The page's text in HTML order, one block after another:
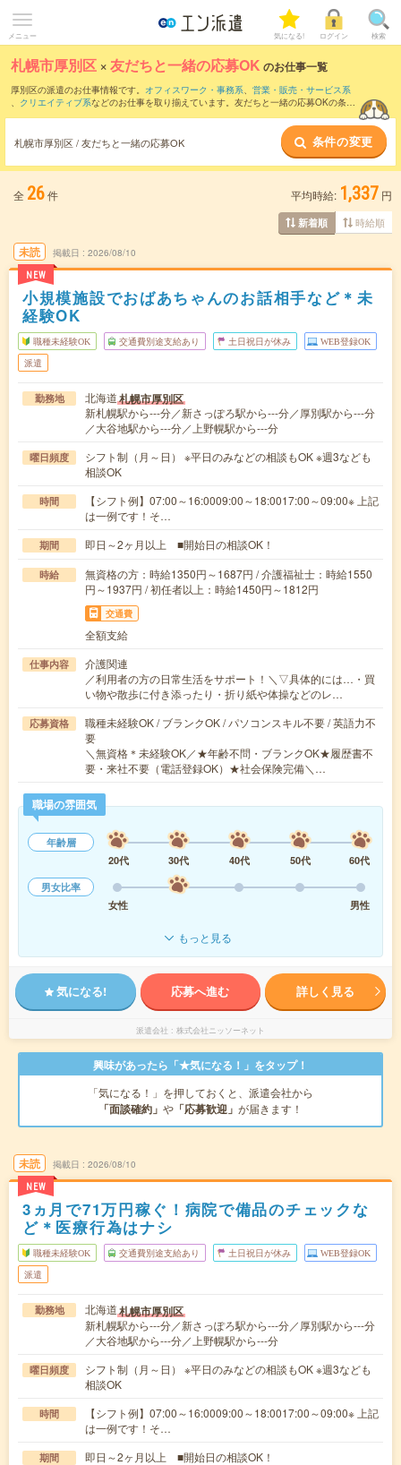
メニュー 気になる! ログイン 検索
札幌市厚別区 ×友だちと一緒の応募OK のお仕事一覧
厚別区の派遣のお仕事情報です。 オフィスワーク・事務系、 営業・販売・サービス系
、 クリエイティブ系などのお仕事を取り揃えています。友だちと一緒の応募OKの条件
札幌市厚別区 / 友だちと一緒の応募OK 条件の変更
全 26件 平均時給: 1,337 円
新着順 時給順
未読
NEW
掲載日 2026/08/10
小規模施設でおばあちゃんのお話相手など＊未
経験OK
職種未経験OK 交通費別途支給あり 土日祝日が休み WEB登録OK
派遣
勤務地 北海道札幌市厚別区
新札幌駅から---分／新さっぽろ駅から---分／厚別駅から---分
／大谷地駅から---分／上野幌駅から---分
曜日頻度
シフト制（月～日） ※平日のみなどの相談もOK ※週3なども
相談OK
時間
【シフト例】07:00～16:0009:00～18:0017:00～09:00※ 上記
は一例です！そ…
期間 即日～2ヶ月以上 ■開始日の相談OK！
時給
無資格の方：時給1350円～1687円 / 介護福祉士：時給1550
円～1937円 / 初任者以上：時給1450円～1812円
交通費
全額支給
仕事内容
介護関連
／利用者の方の日常生活をサポート！＼▽具体的には…・買
い物や散歩に付き添ったり・折り紙や体操などのレ…
応募資格
職種未経験OK / ブランクOK / パソコンスキル不要 / 英語力不
要
＼無資格＊未経験OK／★年齢不問・ブランクOK★履歴書不
要・来社不要（電話登録OK）★社会保険完備＼…
職場の雰囲気
年齢層
20代
30代 40代 50代
60代
男女比率
女性
男性
もっと見る
気になる! 応募へ進む 詳しく見る
派遣会社 株式会社ニッソーネット
興味があったら「★気になる！」をタップ！
「気になる！」を押しておくと、派遣会社から
「面談確約」 や 「応募歓迎」 が届きます！
未読
NEW
掲載日 2026/08/10
3ヵ月で71万円稼ぐ！病院で備品のチェックな
ど＊医療行為はナシ
職種未経験OK 交通費別途支給あり 土日祝日が休み WEB登録OK
派遣
勤務地 北海道札幌市厚別区
新札幌駅から---分／新さっぽろ駅から---分／厚別駅から---分
／大谷地駅から---分／上野幌駅から---分
曜日頻度
シフト制（月～日） ※平日のみなどの相談もOK ※週3なども
相談OK
時間
【シフト例】07:00～16:0009:00～18:0017:00～09:00※ 上記
は一例です！そ…
期間 即日～2ヶ月以上 ■開始日の相談OK！